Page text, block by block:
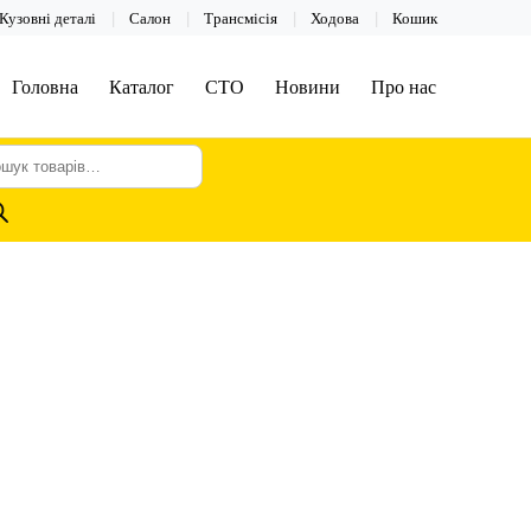
деталі Салон Трансмісія Ходова Кошик
Головна Каталог СТО Новини Про нас